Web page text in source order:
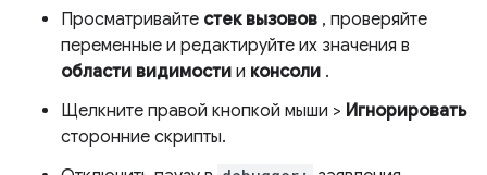
Просматривайте стек вызовов , проверяйте
переменные и редактируйте их значения в
области видимости и консоли .
Щелкните правой кнопкой мыши > Игнорировать
сторонние скрипты.